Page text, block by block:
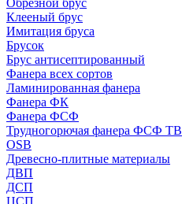
Обрезной брус
Клееный брус
Имитация бруса
Брусок
Брус антисептированный
Фанера всех сортов
Ламинированная фанера
Фанера ФК
Фанера ФСФ
Трудногорючая фанера ФСФ ТВ
OSB
Древесно-плитные материалы
ДВП
ДСП
ЦСП